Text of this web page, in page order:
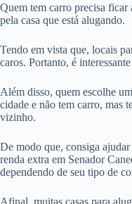
Quem tem carro precisa
pela casa que está alugando.
Tendo em vista que, locais
caros. Portanto, é
Além disso, quem escolhe
cidade e não tem carro, mas
vizinho.
De modo que, consiga ajudar
renda extra em Senador
dependendo de seu tipo de
Afinal, muitas casas para